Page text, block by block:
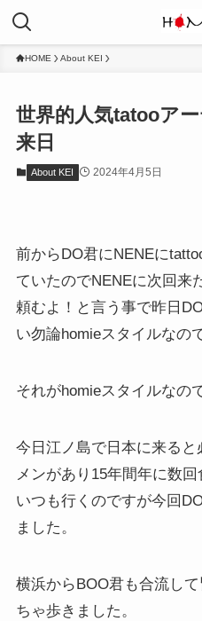
HOME About KEI
世界的人気tatooア
来日
About KEI 2024年4月5日
前からDO君にNENEに
ていたのでNENEに次回来
頼むよ！と言う事で昨日
い勿論homieスタイルなの
それがhomieスタイルなの
今日江ノ島で日本に来る
メンがあり15年間年に数
いつも行くのですが今回
ました。
横浜からBOO君も合流し
ちゃ歩きました。